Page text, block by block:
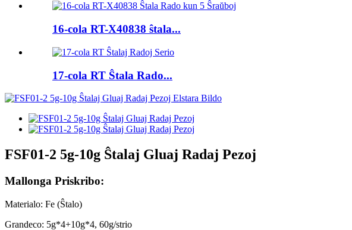
16-cola RT-X40838 ŝtala...
17-cola RT Ŝtala Rado...
FSF01-2 5g-10g Ŝtalaj Gluaj Radaj Pezoj
Mallonga Priskribo:
Materialo: Fe (Ŝtalo)
Grandeco: 5g*4+10g*4, 60g/strio